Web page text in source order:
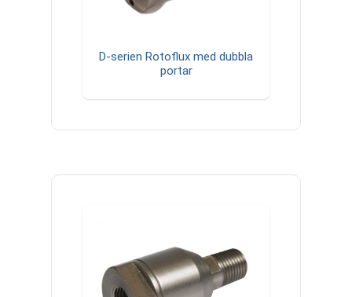
D-serien Rotoflux med dubbla
portar